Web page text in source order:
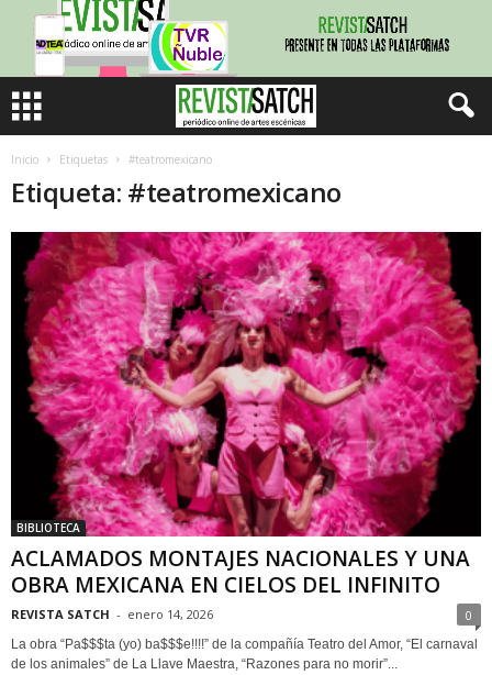
Inicio Etiquetas #teatromexicano
Etiqueta: #teatromexicano
BIBLIOTECA
ACLAMADOS MONTAJES NACIONALES Y UNA
OBRA MEXICANA EN CIELOS DEL INFINITO
REVISTA SATCH - enero 14, 2026 0
La obra “Pa$$$ta (yo) ba$$$e!!!!” de la compañía Teatro del Amor, “El carnaval
de los animales” de La Llave Maestra, “Razones para no morir”...